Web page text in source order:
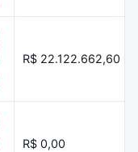
R$ 22.122.662,60
R$ 0,00